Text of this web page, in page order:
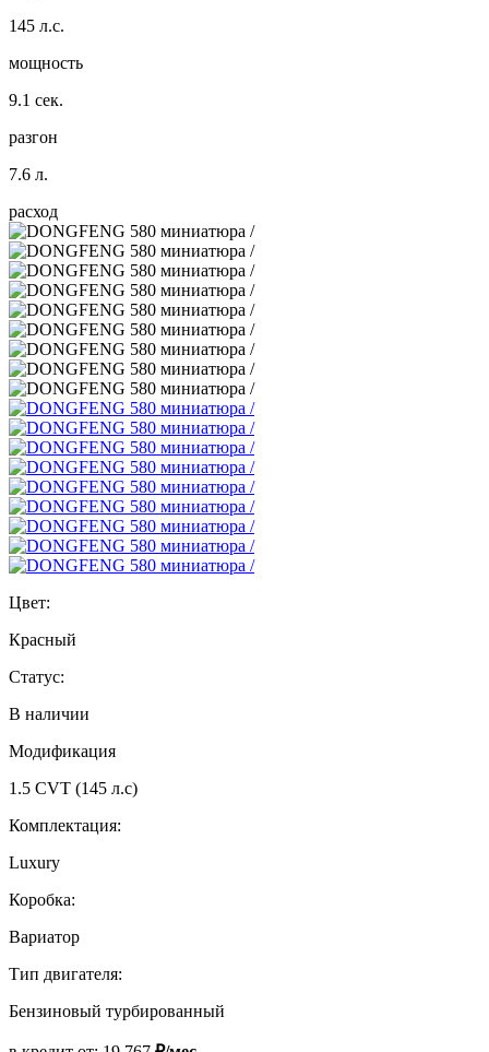
145 л.с.
мощность
9.1 сек.
разгон
7.6 л.
расход
Цвет:
Красный
Статус:
В наличии
Модификация
1.5 CVT (145 л.с)
Комплектация:
Luxury
Коробка:
Вариатор
Тип двигателя:
Бензиновый турбированный